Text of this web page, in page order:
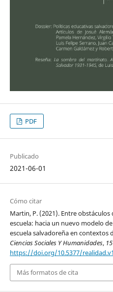
PDF
Publicado
2021-06-01
Cómo citar
Martin, P. (2021). Entre obstáculos
escuela: hacia un nuevo modelo
escuela salvadoreña en contextos
Ciencias Sociales Y Humanidades,
https://doi.org/10.5377/
Más formatos de cita